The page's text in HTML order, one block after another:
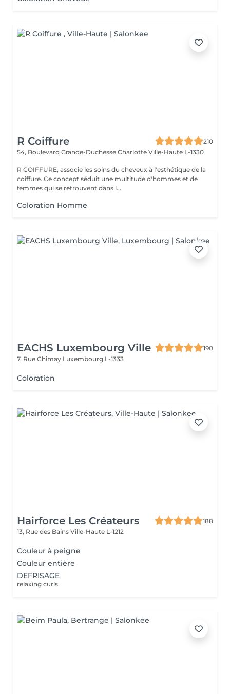
R Coiffure
210
54, Boulevard Grande-Duchesse Charlotte Ville-Haute L-1330
R COIFFURE, associe les soins du cheveux à l'esthétique de la
coiffure. Ce concept séduit une multitude d'hommes et de
femmes qui se retrouvent dans l...
Coloration Homme
EACHS Luxembourg Ville
190
7, Rue Chimay Luxembourg L-1333
Coloration
Hairforce Les Créateurs
188
13, Rue des Bains Ville-Haute L-1212
Couleur à peigne
Couleur entière
DEFRISAGE
relaxing curls